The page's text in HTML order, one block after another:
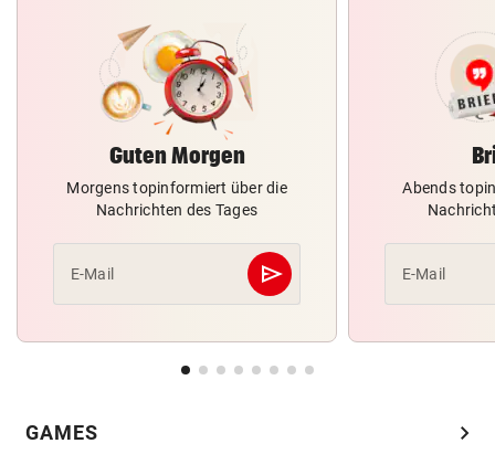
Guten Morgen
Morgens topinformiert über die
Nachrichten des Tages
E-Mail send
Abschicken
Abends
E-Mail
GAMES chevron_right